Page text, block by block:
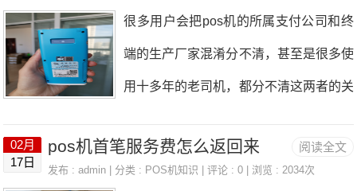
的，比如有些费率一开始比较便宜，这是
因为机器有设定涨价区间，使用不了多久
就会涨价的，有的人说自己用的费率0.5
呢。还有一种机子，在产品设计的时候，
下，哪些牌子的POS机好用？如何区分
哪些牌子的pos机才是最正版的？我在哪
很多用户会把pos机的所属支付公司和终
端的生产厂家混淆分不清，甚至是很多使
用十多年的老司机，都分不清这两者的关
很大区别的，下面我们来解读一下告诉
阅读全文
02月
17日
pos机首笔服务费怎么返回来
发布 : admin | 分类 : POS机知识 | 评论 : 0 | 浏览 : 2034次